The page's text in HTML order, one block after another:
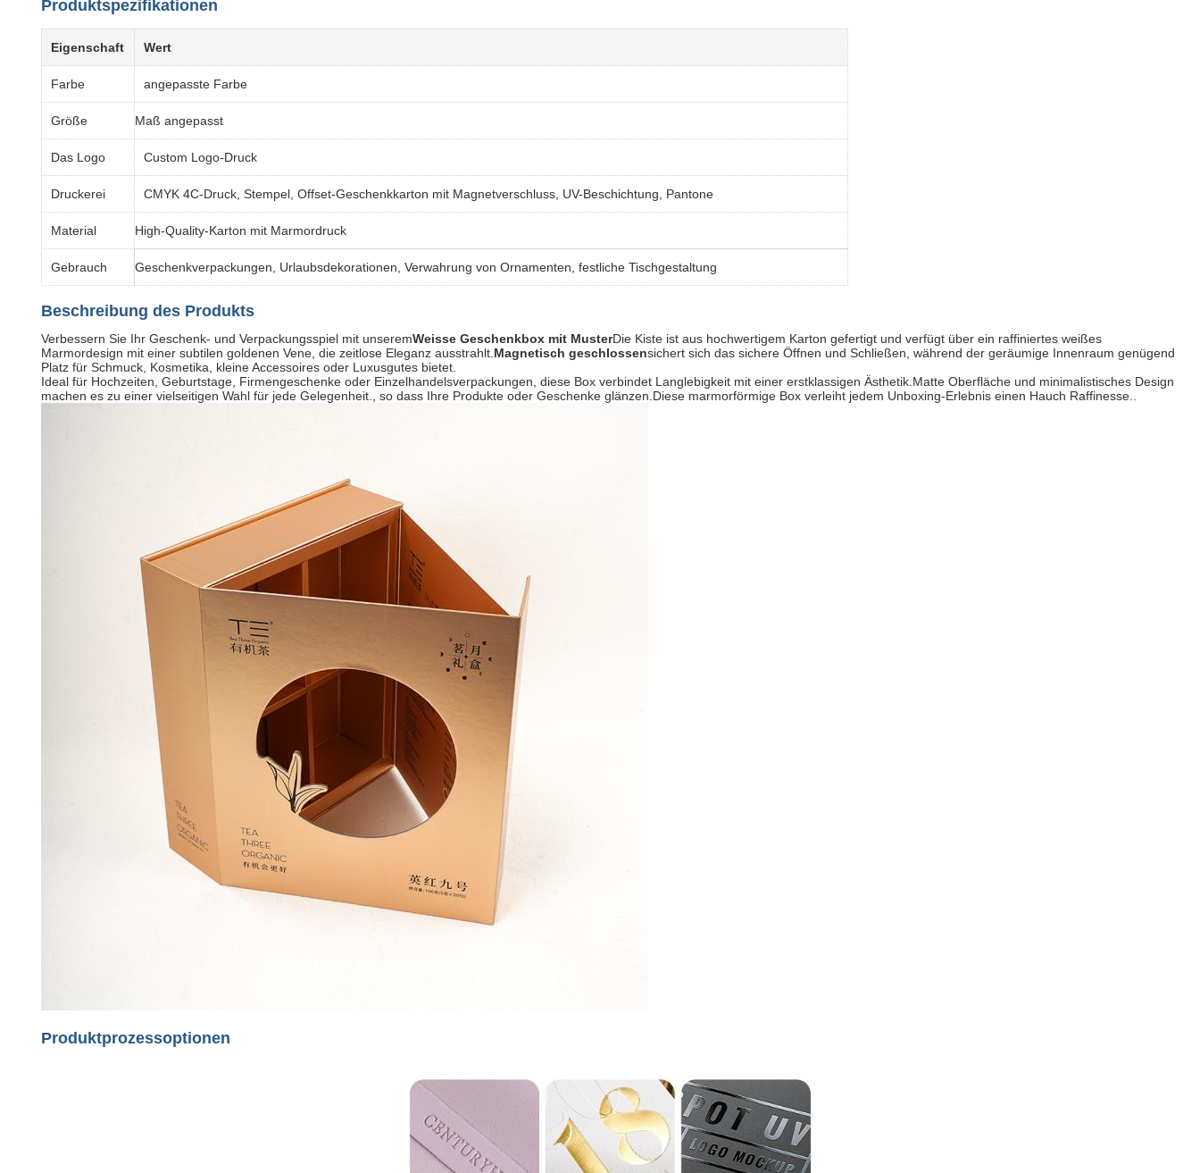
Produktspezifikationen
Eigenschaft Wert
Farbe angepasste Farbe
Größe Maß angepasst
Das Logo Custom Logo-Druck
Druckerei CMYK 4C-Druck, Stempel, Offset-Geschenkkarton mit Magnetverschluss, UV-Beschichtung, Pantone
Material High-Quality-Karton mit Marmordruck
Gebrauch Geschenkverpackungen, Urlaubsdekorationen, Verwahrung von Ornamenten, festliche Tischgestaltung
Beschreibung des Produkts
Verbessern Sie Ihr Geschenk- und Verpackungsspiel mit unseremWeisse Geschenkbox mit MusterDie Kiste ist aus hochwertigem Karton gefertigt und verfügt über ein raffiniertes weißes
Marmordesign mit einer subtilen goldenen Vene, die zeitlose Eleganz ausstrahlt. Magnetisch geschlossensichert sich das sichere Öffnen und Schließen, während der geräumige Innenraum genügend
Platz für Schmuck, Kosmetika, kleine Accessoires oder Luxusgutes bietet.
Ideal für Hochzeiten, Geburtstage, Firmengeschenke oder Einzelhandelsverpackungen, diese Box verbindet Langlebigkeit mit einer erstklassigen Ästhetik.Matte Oberfläche und minimalistisches Design
machen es zu einer vielseitigen Wahl für jede Gelegenheit., so dass Ihre Produkte oder Geschenke glänzen.Diese marmorförmige Box verleiht jedem Unboxing-Erlebnis einen Hauch Raffinesse..
Produktprozessoptionen